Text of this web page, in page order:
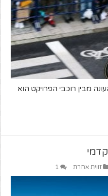
מבין רוכבי הפרויקט הוא
זווית אחרת 1